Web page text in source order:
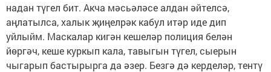
надан түгел бит. Акча мәсьәләсе алдан әйтелсә,
аңлатылса, халык җиңелрәк кабул итәр иде дип
уйлыйм. Маскалар кигән кешеләр полиция белән
йөргәч, кеше куркып кала, тавыгын түгел, сыерын
чыгарып бастырырга да әзер. Безгә дә керделәр, тентү